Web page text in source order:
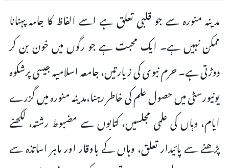
مدینہ منورہ سے جو قلبی تعلق ہے اسے الفاظ کا جامہ پہنانا
ممکن نہیں ہے۔ ایک محبت ہے جو رگوں میں خون بن کر
دوڑتی ہے۔ حرم نبوی کی زیارتیں، جامعہ اسلامیہ جیسی پرشکوہ
یونیورسٹی میں حصول علم کی خاطر رہنا،مدینہ منورہ میں گزرے
ایام، وہاں کی علمی مجلسیں، کتابوں سے مضبوط رشتہ، لکھنے
پڑھنے سے پائیدار تعلق، وہاں کے باوقار اور ماہر اساتذہ سے